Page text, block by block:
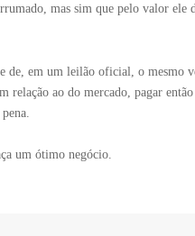
mas sim que pelo valor ele
de, em um leilão oficial, o mesmo
relação ao do mercado, pagar
um ótimo negócio.